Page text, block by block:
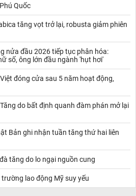
Quốc
tăng vọt trở lại, robusta giảm phiên
nửa đầu 2026 tiếp tục phân hóa:
số, ông lớn đầu ngành 'hụt hơi'
đóng cửa sau 5 năm hoạt động,
do bất định quanh đàm phán mở lại
Bản ghi nhận tuần tăng thứ hai liên
tăng do lo ngại nguồn cung
lao động Mỹ suy yếu